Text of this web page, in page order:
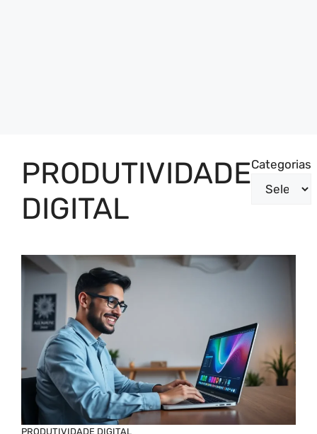
PRODUTIVIDADE
DIGITAL
Categorias
PRODUTIVIDADE DIGITAL